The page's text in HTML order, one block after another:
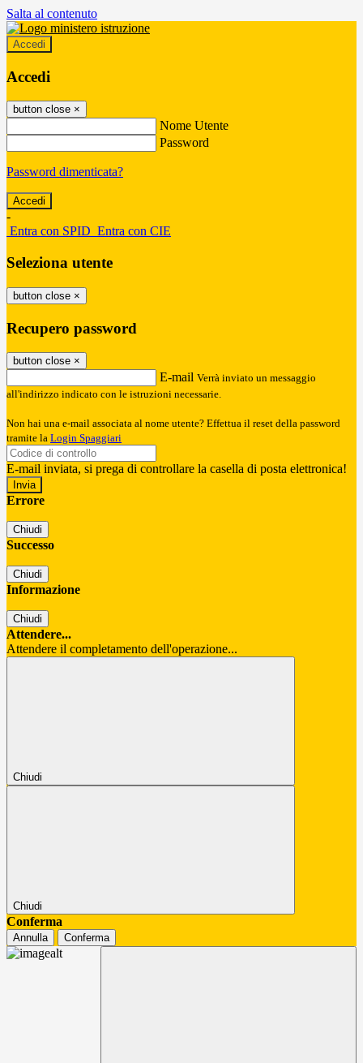
Salta al contenuto
Accedi
Accedi
button close ×
Nome Utente
Password
Password dimenticata?
-
Entra con SPID Entra con CIE
Seleziona utente
button close ×
Recupero password
button close ×
E-mail Verrà inviato un messaggio
all'indirizzo indicato con le istruzioni necessarie.
Non hai una e-mail associata al nome utente? Effettua il reset della password
tramite la Login Spaggiari
E-mail inviata, si prega di controllare la casella di posta elettronica!
Errore
Chiudi
Successo
Chiudi
Informazione
Chiudi
Attendere...
Attendere il completamento dell'operazione...
Chiudi
Chiudi
Conferma
Annulla Conferma